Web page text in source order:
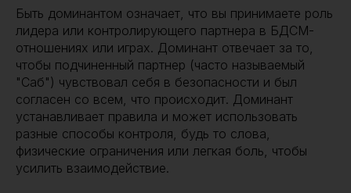
Быть доминантом означает, что вы принимаете роль
лидера или контролирующего партнера в БДСМ-
отношениях или играх. Доминант отвечает за то,
чтобы подчиненный партнер (часто называемый
"Саб") чувствовал себя в безопасности и был
согласен со всем, что происходит. Доминант
устанавливает правила и может использовать
разные способы контроля, будь то слова,
физические ограничения или легкая боль, чтобы
усилить взаимодействие.